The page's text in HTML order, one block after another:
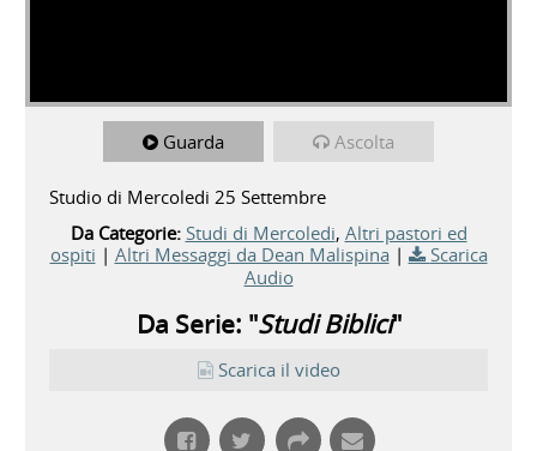
Guarda Ascolta
Studio di Mercoledi 25 Settembre
Da Categorie: Studi di Mercoledi, Altri pastori ed
ospiti | Altri Messaggi da Dean Malispina |
Scarica
Audio
Da Serie: "Studi Biblici"
Scarica il video